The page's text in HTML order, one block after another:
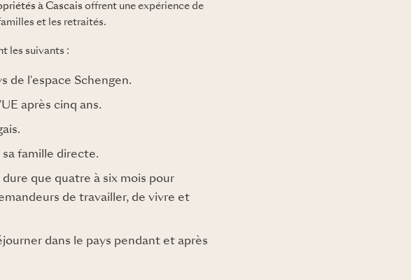
à Cascais offrent une expérience de
et les retraités.
les suivants :
de l'espace Schengen.
après cinq ans.
famille directe.
que quatre à six mois pour
de travailler, de vivre et
dans le pays pendant et après